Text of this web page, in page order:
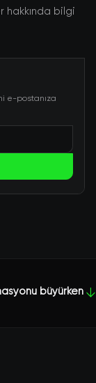
hakkında bilgi
e-postanıza
büyürken ↓